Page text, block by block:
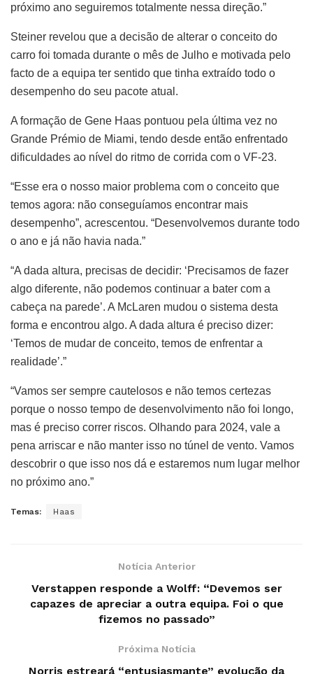
próximo ano seguiremos totalmente nessa direção.”
Steiner revelou que a decisão de alterar o conceito do
carro foi tomada durante o mês de Julho e motivada pelo
facto de a equipa ter sentido que tinha extraído todo o
desempenho do seu pacote atual.
A formação de Gene Haas pontuou pela última vez no
Grande Prémio de Miami, tendo desde então enfrentado
dificuldades ao nível do ritmo de corrida com o VF-23.
“Esse era o nosso maior problema com o conceito que
temos agora: não conseguíamos encontrar mais
desempenho”, acrescentou. “Desenvolvemos durante todo
o ano e já não havia nada.”
“A dada altura, precisas de decidir: ‘Precisamos de fazer
algo diferente, não podemos continuar a bater com a
cabeça na parede’. A McLaren mudou o sistema desta
forma e encontrou algo. A dada altura é preciso dizer:
‘Temos de mudar de conceito, temos de enfrentar a
realidade’.”
“Vamos ser sempre cautelosos e não temos certezas
porque o nosso tempo de desenvolvimento não foi longo,
mas é preciso correr riscos. Olhando para 2024, vale a
pena arriscar e não manter isso no túnel de vento. Vamos
descobrir o que isso nos dá e estaremos num lugar melhor
no próximo ano.”
Temas: Haas
Notícia Anterior
Verstappen responde a Wolff: “Devemos ser
capazes de apreciar a outra equipa. Foi o que
fizemos no passado”
Próxima Notícia
Norris estreará “entusiasmante” evolução da